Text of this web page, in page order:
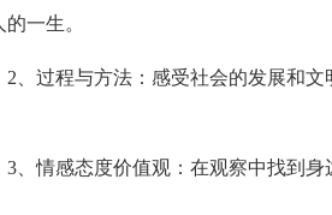
的一生。
2、过程与方法：感受社会的发展和
3、情感态度价值观：在观察中找到